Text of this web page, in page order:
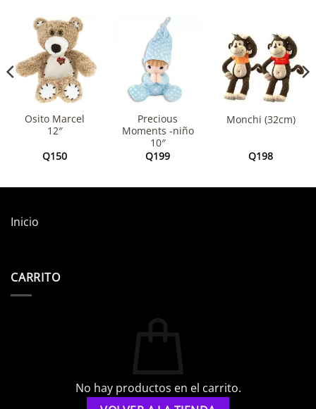
Osito Marcel
12″
Q150
Precious
Moments -niño
10″
Q199
Monchi (32cm)
Q198
Inicio
CARRITO
No hay productos en el carrito.